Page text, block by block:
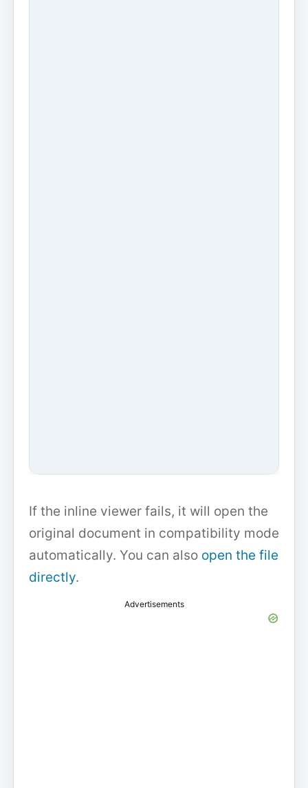
If the inline viewer fails, it will open the
original document in compatibility mode
automatically. You can also open the file
directly.
Advertisements